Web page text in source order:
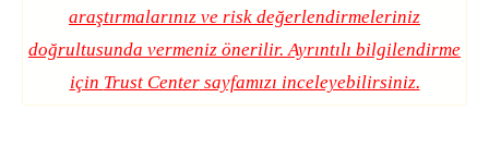
araştırmalarınız ve risk değerlendirmeleriniz
doğrultusunda vermeniz önerilir. Ayrıntılı bilgilendirme
için Trust Centersayfamızı inceleyebilirsiniz.